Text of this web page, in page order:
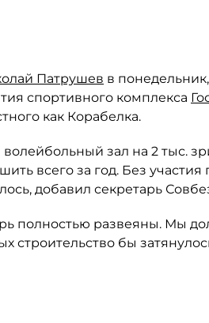
Патрушев в
спортивного комплекса
как Корабелка.
зал на 2 тыс.
всего за год. Без участия
добавил секретарь
полностью развеяны. Мы
строительство бы